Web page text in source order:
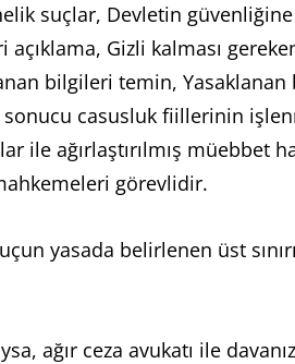
suçlar, Devletin
Gizli kalması
bilgileri temin,
sonucu casusluk fiillerinin
ile ağırlaştırılmış müebbet
görevlidir.
yasada belirlenen üst
ağır ceza avukatı ile